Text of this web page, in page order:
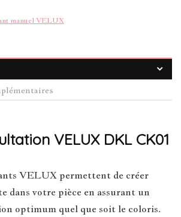
manuel VELUX
VELUX DKL CK01
VELUX permettent de créer
dans votre pièce en assurant un
optimum quel que soit le coloris.